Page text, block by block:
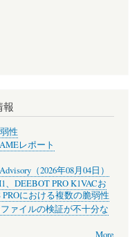
報
性
レポート
（2026年08月04日）
DEEBOT PRO K1VACお
における複数の脆弱性
ァイルの検証が不十分な
More